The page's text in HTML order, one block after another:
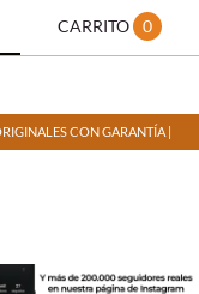
CARRITO 0
CON GARANTÍA |